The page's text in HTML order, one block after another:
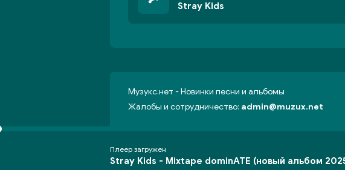
Stray Kids
Музукс.нет - Новинки песни и альбомы
Жалобы и сотрудничество: admin@muzux.net
Плеер загружен
Stray Kids - Mixtape dominATE (новый альбом